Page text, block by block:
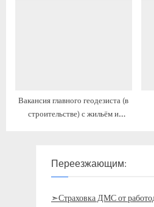
Вакансия главного геодезиста (в
строительстве) с жильём и
Переезжающим:
➣Страховка ДМС от